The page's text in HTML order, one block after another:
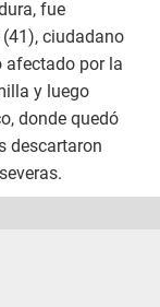
fue
ciudadano
afectado por la
y luego
donde quedó
descartaron